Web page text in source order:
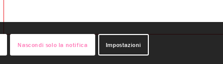
Nascondi solo la notifica Impostazioni